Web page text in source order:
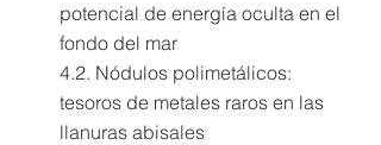
potencial de energía oculta en el
fondo del mar
4.2. Nódulos polimetálicos:
tesoros de metales raros en las
llanuras abisales